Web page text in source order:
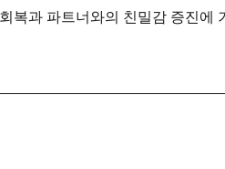
복과 파트너와의 친밀감 증진에